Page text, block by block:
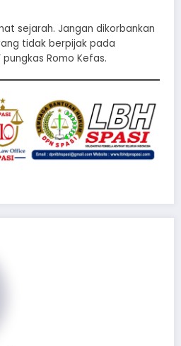
sejarah. Jangan dikorbankan
tidak berpijak pada
Romo Kefas.